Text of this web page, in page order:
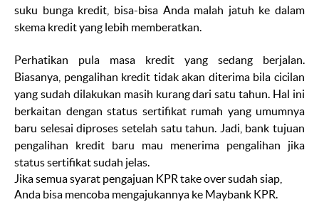
suku bunga kredit, bisa-bisa Anda malah jatuh ke dalam
skema kredit yang lebih memberatkan.
Perhatikan pula masa kredit yang sedang berjalan.
Biasanya, pengalihan kredit tidak akan diterima bila cicilan
yang sudah dilakukan masih kurang dari satu tahun. Hal ini
berkaitan dengan status sertifikat rumah yang umumnya
baru selesai diproses setelah satu tahun. Jadi, bank tujuan
pengalihan kredit baru mau menerima pengalihan jika
status sertifikat sudah jelas.
Jika semua syarat pengajuan KPR take oversudah siap,
Anda bisa mencoba mengajukannya ke Maybank KPR.